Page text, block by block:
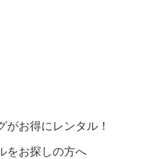
お得にレンタル！
をお探しの方へ